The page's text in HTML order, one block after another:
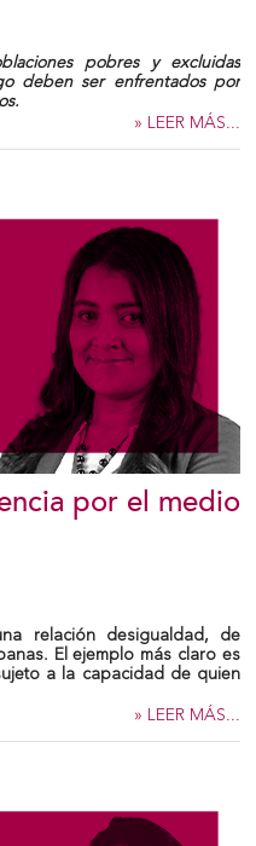
pobres y excluidas
deben ser enfrentados por
» LEER MÁS...
por el medio
relación desigualdad, de
El ejemplo más claro es
a la capacidad de quien
» LEER MÁS...